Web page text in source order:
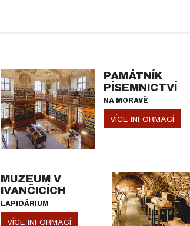
PAMÁTNÍK
PÍSEMNICTVÍ
NA MORAVĚ
VÍCE INFORMACÍ
MUZEUM V
IVANČICÍCH
LAPIDÁRIUM
VÍCE INFORMACÍ